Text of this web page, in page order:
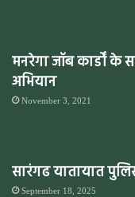
मनरेगा जॉब कार्डों के
अभियान
November 3, 2021
सारंगढ यातायात
September 18, 2025